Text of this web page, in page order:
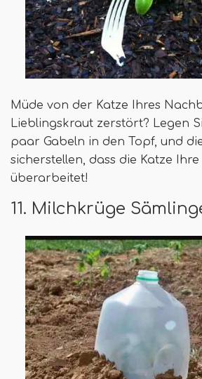
Müde von der Katze Ihres
Lieblingskraut zerstört? Legen
paar Gabeln in den Topf, und
sicherstellen, dass die Katze
überarbeitet!
11. Milchkrüge